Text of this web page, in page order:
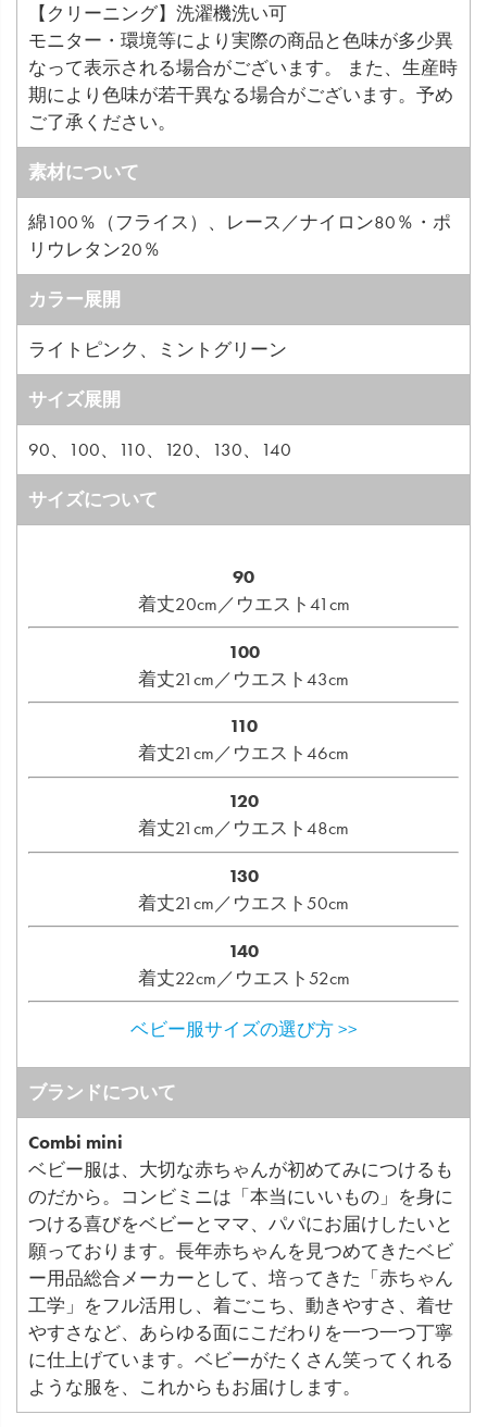
【クリーニング】洗濯機洗い可
モニター・環境等により実際の商品と色味が多少異
なって表示される場合がございます。 また、生産時
期により色味が若干異なる場合がございます。予め
ご了承ください。
素材について
綿100％（フライス）、レース／ナイロン80％・ポ
リウレタン20％
カラー展開
ライトピンク、ミントグリーン
サイズ展開
90、100、110、120、130、140
サイズについて
90
着丈20cm／ウエスト41cm
100
着丈21cm／ウエスト43cm
110
着丈21cm／ウエスト46cm
120
着丈21cm／ウエスト48cm
130
着丈21cm／ウエスト50cm
140
着丈22cm／ウエスト52cm
ベビー服サイズの選び方 >>
ブランドについて
Combi mini
ベビー服は、大切な赤ちゃんが初めてみにつけるも
のだから。コンビミニは「本当にいいもの」を身に
つける喜びをベビーとママ、パパにお届けしたいと
願っております。長年赤ちゃんを見つめてきたベビ
ー用品総合メーカーとして、培ってきた「赤ちゃん
工学」をフル活用し、着ごこち、動きやすさ、着せ
やすさなど、あらゆる面にこだわりを一つ一つ丁寧
に仕上げています。ベビーがたくさん笑ってくれる
ような服を、これからもお届けします。